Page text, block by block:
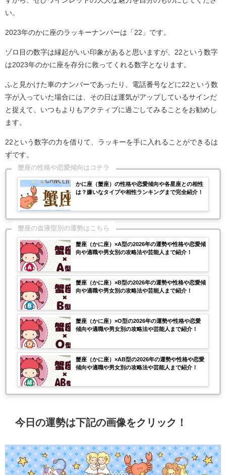
い。
2023年のかに座のラッキーナンバーは「22」です。
ゾロ目の数字は縁起がいい印象があると思いますが、22という数字
は2023年のかに座を存分に救ってくれる数字となります。
ふと見かけた車のナンバーであったり、電話番号などに22という数
字が入っていた場合には、その日は運気がアップしているサインだ
と捉えて、いつもよりもアクティブに過ごしてみることをお勧めし
ます。
22という数字の力を借りて、ラッキーを手に入れることができるは
ずです。
蟹座の性格や恋愛傾向はコチラ
かに座（蟹座）の性格や恋愛傾向や各星座との相性
は？嫌いなタイプや相性ランキングまで完全紹介！
蟹座の血液型別の運勢はこちら
蟹座（かに座）×A型の2026年の運勢や性格や恋愛傾
向や適職や男女別の攻略法や芸能人まで紹介！
蟹座（かに座）×B型の2026年の運勢や性格や恋愛傾
向や適職や男女別の攻略法や芸能人まで紹介！
蟹座（かに座）×O型の2026年の運勢や性格や恋愛
傾向や適職や男女別の攻略法や芸能人まで紹介！
蟹座（かに座）×AB型の2026年の運勢や性格や恋愛
傾向や適職や男女別の攻略法や芸能人まで紹介！
今日の運勢は下記の画像をクリック！